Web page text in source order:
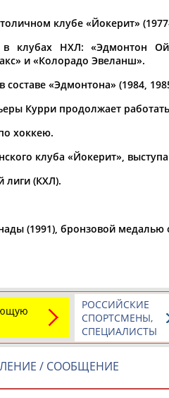
чч год
КХЛ
клубе «Йокерит»
НХЛ: «Эдмонтон
и «Колорадо Эвеланш».
«Эдмонтона» (1984,
Курри продолжает
хоккею.
клуба «Йокерит»,
лиги (КХЛ).
(1991), бронзовой медалью
РОССИЙСКИЕ
СПОРТСМЕНЫ,
СПЕЦИАЛИСТЫ
/ СООБЩЕНИЕ